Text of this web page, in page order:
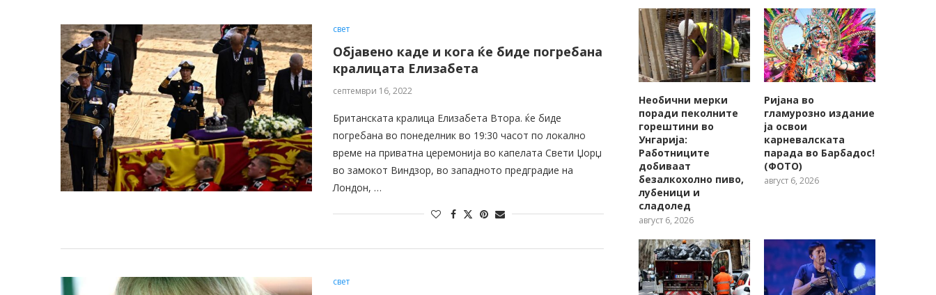
свет
Објавено каде и кога ќе биде погребана
кралицата Елизабета
септември 16, 2022
Британската кралица Елизабета Втора. ќе биде
погребана во понеделник во 19:30 часот по локално
време на приватна церемонија во капелата Свети Џорџ
во замокот Виндзор, во западното предградие на
Лондон, …
свет
Необични мерки
поради пеколните
горештини во
Унгарија:
Работниците
добиваат
безалкохолно пиво,
лубеници и
сладолед
август 6, 2026
Ријана во
гламурозно издание
ја освои
карневалската
парада во Барбадос!
(ФОТО)
август 6, 2026